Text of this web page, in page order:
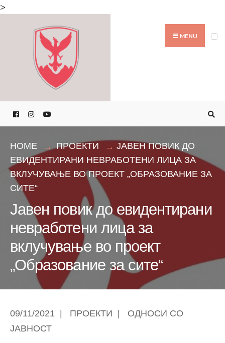
>
MENU
HOME ПРОЕКТИ
ЈАВЕН ПОВИК ДО
ЕВИДЕНТИРАНИ НЕВРАБОТЕНИ ЛИЦА ЗА
ВКЛУЧУВАЊЕ ВО ПРОЕКТ „ОБРАЗОВАНИЕ ЗА
СИТЕ“
Јавен повик до евидентирани
невработени лица за
вклучување во проект
„Образование за сите“
09/11/2021 ПРОЕКТИ
ОДНОСИ СО
ЈАВНОСТ